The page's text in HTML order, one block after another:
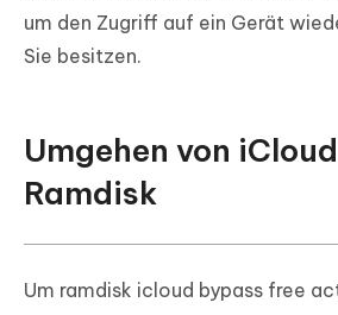
um den Zugriff auf ein Gerät
Sie besitzen.
Umgehen von
Ramdisk
Um ramdisk icloud bypass free